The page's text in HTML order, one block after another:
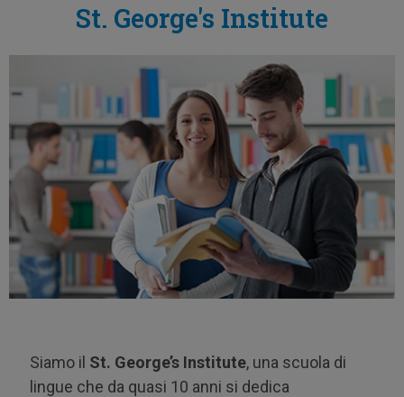
St. George's Institute
Siamo il St. George’s Institute, una scuola di
lingue che da quasi 10 anni si dedica